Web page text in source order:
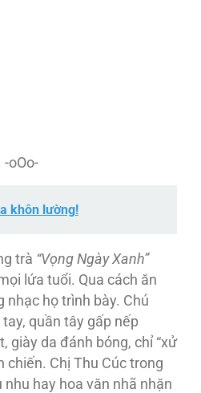
-oOo-
khôn lường!
trà “Vọng Ngày Xanh”
lứa tuổi. Qua cách ăn
nhạc họ trình bày. Chú
quần tây gấp nếp
giày da đánh bóng, chỉ “xử
chiến. Chị Thu Cúc trong
hay hoa văn nhã nhặn